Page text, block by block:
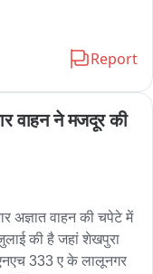
Report
वाहन ने मजदूर की
अज्ञात वाहन की चपेटे में
की है जहां शेखपुरा
एनएच 333 ए के लालूनगर